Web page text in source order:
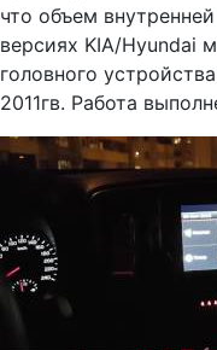
что объем
версиях KIA/Hyundai
головного
2011гв. Работа